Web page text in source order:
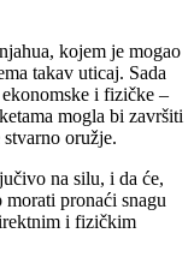
kojem je mogao
takav uticaj. Sada
i fizičke –
mogla bi završiti
oružje.
na silu, i da će,
pronaći snagu
i fizičkim